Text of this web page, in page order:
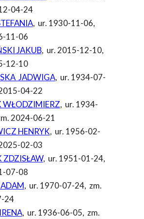
04-24
, ur. 1930-11-06,
11-06
JAKUB, ur. 2015-12-10,
12-10
JADWIGA, ur. 1934-07-
04-22
WŁODZIMIERZ, ur. 1934-
2024-06-21
HENRYK, ur. 1956-02-
02-03
ZDZISŁAW, ur. 1951-01-24,
07-08
, ur. 1970-07-24, zm.
24
, ur. 1936-06-05, zm.